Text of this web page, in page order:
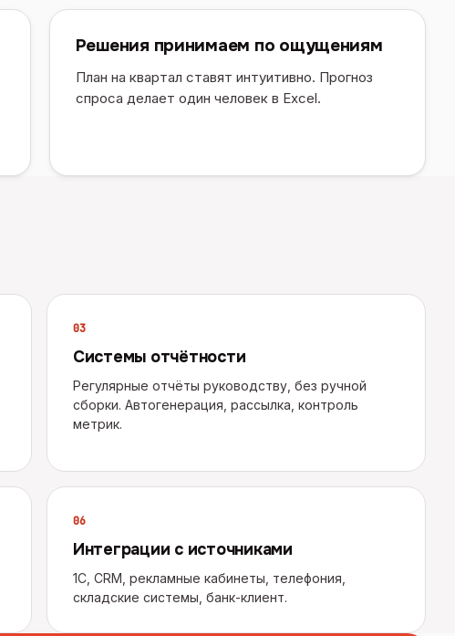
Решения принимаем по ощущениям
План на квартал ставят интуитивно. Прогноз
спроса делает один человек в Excel.
03
Системы отчётности
Регулярные отчёты руководству, без ручной
сборки. Автогенерация, рассылка, контроль
метрик.
06
Интеграции с источниками
1С, CRM, рекламные кабинеты, телефония,
складские системы, банк-клиент.